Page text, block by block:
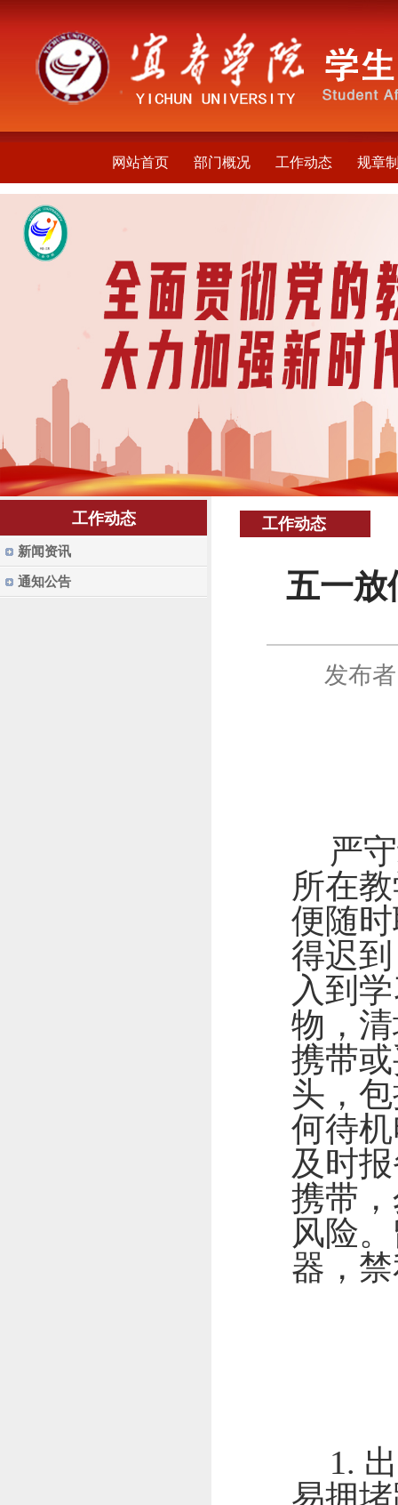
网站首页 部门概况 工作动态 规章
工作动态
新闻资讯
通知公告
工作动态
五一放
发布
严
所在
便随
得迟
入到
物，
携带
头，
何待
及时
携带
风险
器，
1.
易拥